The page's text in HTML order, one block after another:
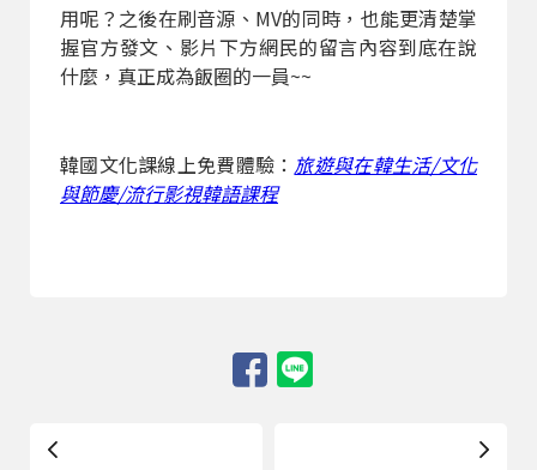
用呢？之後在刷音源、MV的同時，也能更清楚掌
握官方發文、影片下方網民的留言內容到底在說
什麼，真正成為飯圈的一員~~
韓國文化課線上免費體驗： 旅遊與在韓生活/文化
與節慶/流行影視韓語課程